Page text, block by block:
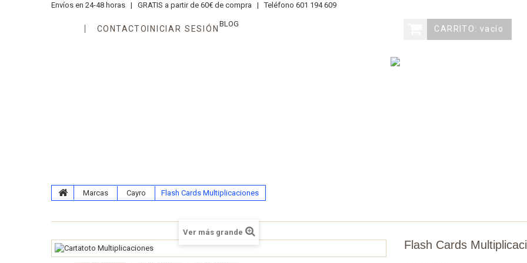
Envíos en 24-48 horas | GRATIS a partir de 60€ de compra | Teléfono 601 194 609
BLOG
CONTACTO INICIAR SESIÓN CARRITO: vacío
Marcas Cayro Flash Cards Multiplicaciones
Ver más grande
Flash Cards